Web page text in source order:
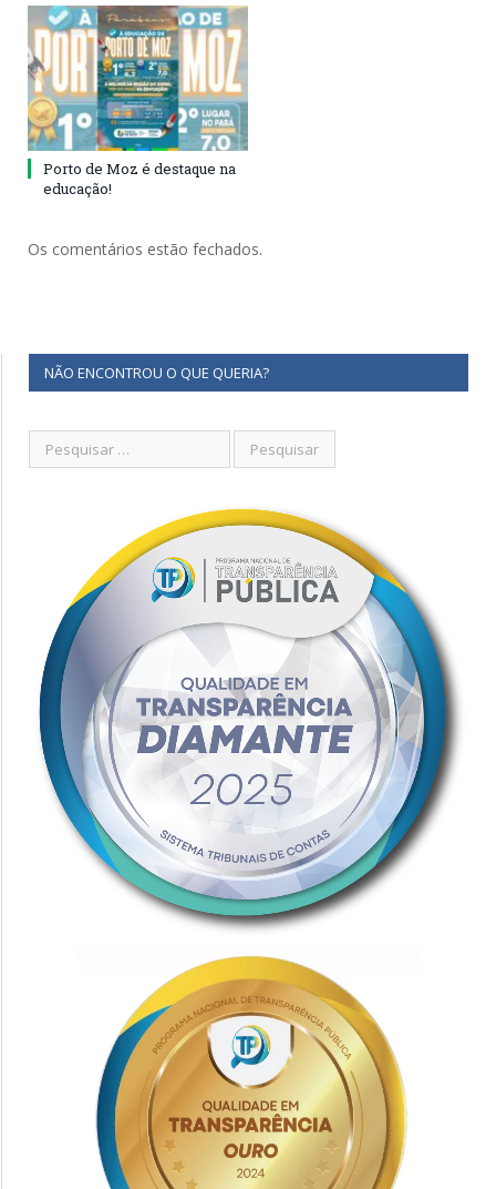
Porto de Moz é destaque na
educação!
Os comentários estão fechados.
NÃO ENCONTROU O QUE QUERIA?